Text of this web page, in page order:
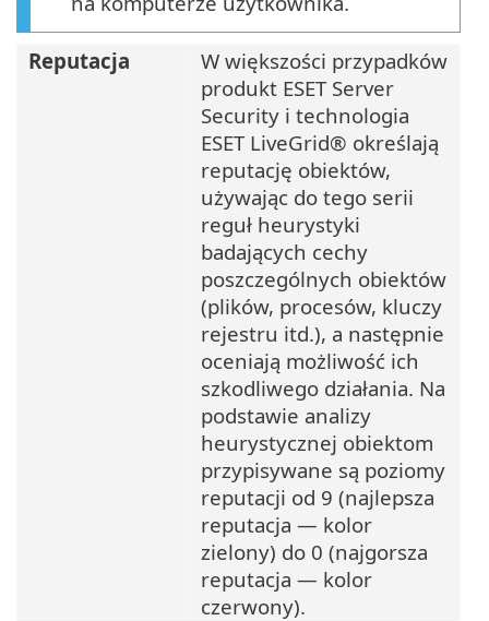
Reputacja
W większości przypadków
produkt ESET Server
Security i technologia
ESET LiveGrid® określają
reputację obiektów,
używając do tego serii
reguł heurystyki
badających cechy
poszczególnych obiektów
(plików, procesów, kluczy
rejestru itd.), a następnie
oceniają możliwość ich
szkodliwego działania. Na
podstawie analizy
heurystycznej obiektom
przypisywane są poziomy
reputacji od 9 (najlepsza
reputacja — kolor
zielony) do 0 (najgorsza
reputacja — kolor
czerwony).